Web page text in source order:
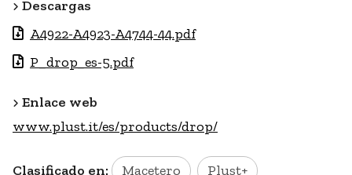
Descargas
A4922-A4923-A4744-44.pdf
P_drop_es-5.pdf
Enlace web
www.plust.it/es/products/drop/
Clasificado en: Macetero Plust+